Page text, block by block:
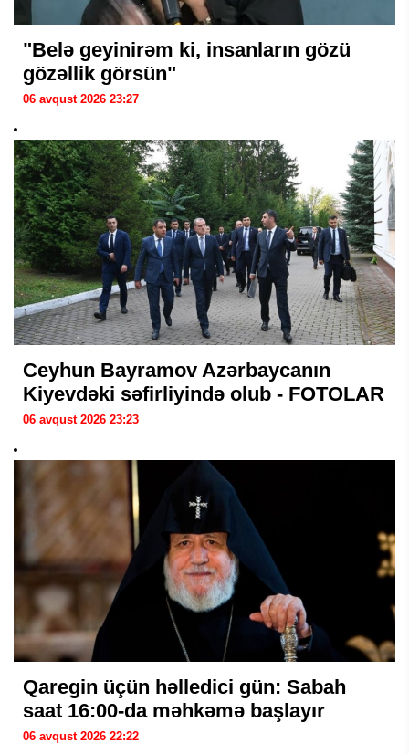
"Belə geyinirəm ki, insanların gözü
gözəllik görsün"
06 avqust 2026 23:27
Ceyhun Bayramov Azərbaycanın
Kiyevdəki səfirliyində olub - FOTOLAR
06 avqust 2026 23:23
Qaregin üçün həlledici gün: Sabah
saat 16:00-da məhkəmə başlayır
06 avqust 2026 22:22